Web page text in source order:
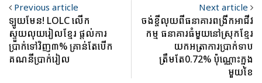
Previous article
ឡូយមែន! LOLC លើក
ស្ទួយលុយរៀលខ្មែរ ផ្តល់ការ
ប្រាក់ទៅវិញ៣% គ្រាន់តែបើក
គណនីប្រាក់រៀល
Next article
ចង់ខ្ចីលុយពីធនាគារពង្រីកអាជីវ
កម្ម ធនាគារធំមួយនៅស្រុកខ្មែរ
យកអត្រាការប្រាក់ទាប
ត្រឹមតែ0.72% ប៉ុណ្ណោះក្នុង
មួយខែ